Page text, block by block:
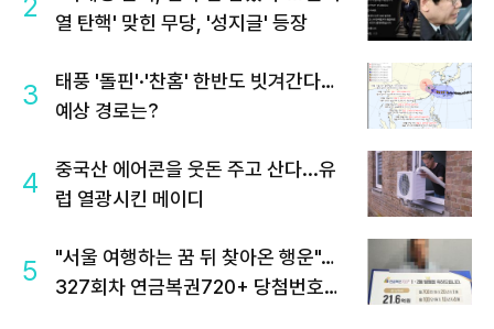
2
열 탄핵' 맞힌 무당, '성지글' 등장
3
태풍 '돌핀'·'찬홈' 한반도 빗겨간다…
예상 경로는?
4
중국산 에어콘을 웃돈 주고 산다...유
럽 열광시킨 메이디
5
"서울 여행하는 꿈 뒤 찾아온 행운"…
327회차 연금복권720+ 당첨번호조